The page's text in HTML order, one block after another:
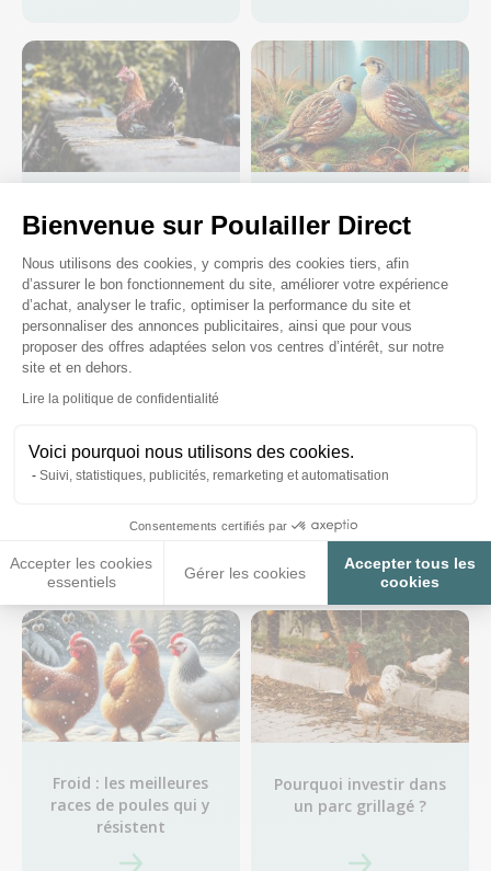
Bienvenue sur Poulailler Direct
Plateforme de Gestion du
Nous utilisons des cookies, y compris des cookies tiers, afin
d’assurer le bon fonctionnement du site, améliorer votre expérience
d’achat, analyser le trafic, optimiser la performance du site et
personnaliser des annonces publicitaires, ainsi que pour vous
proposer des offres adaptées selon vos centres d’intérêt, sur notre
site et en dehors.
Lire la politique de confidentialité
Voici pourquoi nous utilisons des cookies.
Suivi, statistiques, publicités, remarketing et automatisation
Consentements certifiés par
Accepter les cookies
essentiels
Gérer les cookies
Accepter tous les
cookies
Axeptio consent
5 choses à savoir sur le
pou rouge
Elevage des cailles : tout
ce qu'il faut savoir
parasites au printemps
poussin ?
Froid : les meilleures
races de poules qui y
résistent
Pourquoi investir dans
un parc grillagé ?